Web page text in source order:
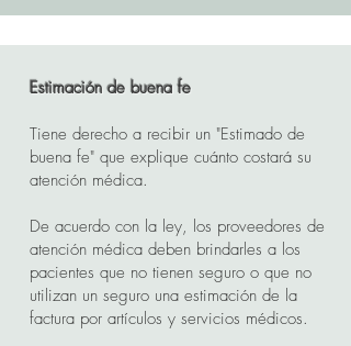
Estimación de buena fe
Tiene derecho a recibir un "Estimado de
buena fe" que explique cuánto costará su
atención médica.
De acuerdo con la ley, los proveedores de
atención médica deben brindarles a los
pacientes que no tienen seguro o que no
utilizan un seguro una estimación de la
factura por artículos y servicios médicos.